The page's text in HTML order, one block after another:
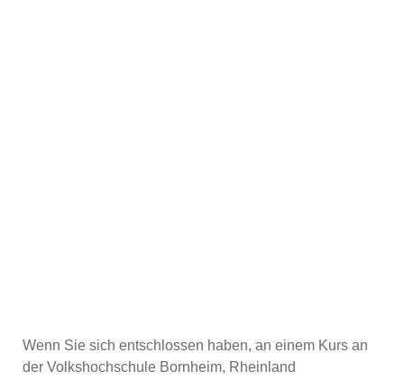
Wenn Sie sich entschlossen haben, an einem Kurs an
der Volkshochschule Bornheim, Rheinland